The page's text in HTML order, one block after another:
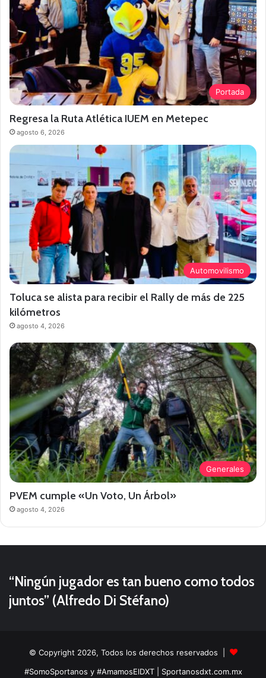
Portada
Regresa la Ruta Atlética IUEM en Metepec
agosto 6, 2026
Automovilismo
Toluca se alista para recibir el Rally de más de 225
kilómetros
agosto 4, 2026
Generales
PVEM cumple «Un Voto, Un Árbol»
agosto 4, 2026
“Ningún jugador es tan bueno como todos
juntos” (Alfredo Di Stéfano)
© Copyright 2026, Todos los derechos reservados |
#SomoSportanos y #AmamosElDXT| Sportanosdxt.com.mx